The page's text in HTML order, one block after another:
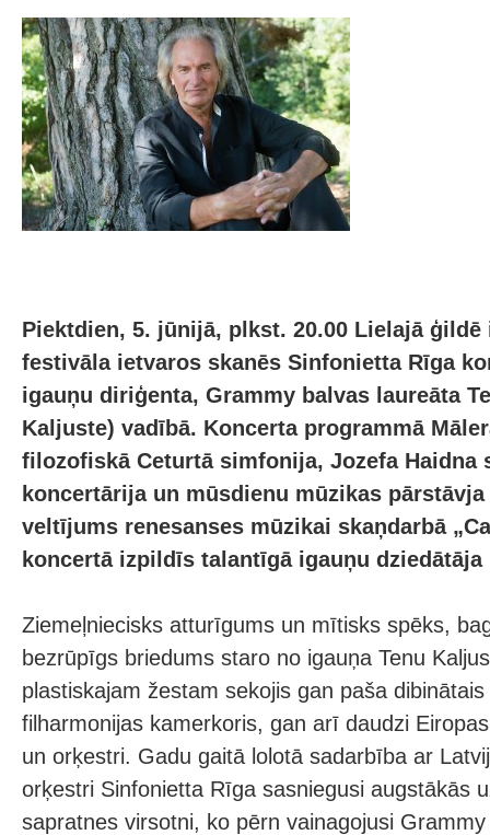
Piektdien, 5. jūnijā, plkst. 20.00 Lielajā ģildē
festivāla ietvaros skanēs Sinfonietta Rīga
igauņu diriģenta, Grammy balvas laureāta
Kaljuste) vadībā. Koncerta programmā
filozofiskā Ceturtā simfonija, Jozefa Haidna
koncertārija un mūsdienu mūzikas pārstāvja
veltījums renesanses mūzikai skaņdarbā
koncertā izpildīs talantīgā igauņu dziedātāja
Ziemeļniecisks atturīgums un mītisks spēks,
bezrūpīgs briedums staro no igauņa Tenu
plastiskajam žestam sekojis gan paša
filharmonijas kamerkoris, gan arī daudzi
un orķestri. Gadu gaitā lolotā sadarbība ar
orķestri Sinfonietta Rīga sasniegusi augstākās
sapratnes virsotni, ko pērn vainagojusi